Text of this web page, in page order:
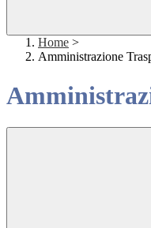
Home >
Amministrazione